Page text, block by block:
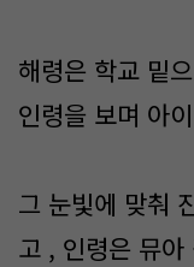
해령은 학교 밑
인령을 보며 아
그 눈빛에 맞춰
고 , 인령은 뮤